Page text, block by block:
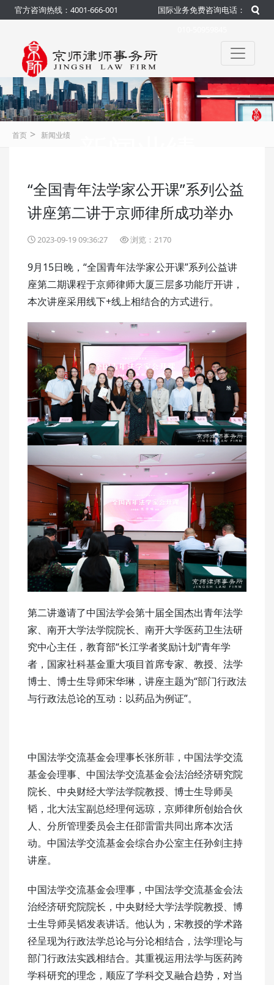
官方咨询热线：4001-666-001
国际业务免费咨询电话：
官方 咨询热线：4001-666-001
首页 > 新闻业绩
“全国青年法学家公开课”系列公益
讲座第二讲于京师律所成功举办
2023-09-19 09:36:27 浏览：2170
9月15日晚，“全国青年法学家公开课”系列公益讲
座第二期课程于京师律师大厦三层多功能厅开讲，
本次讲座采用线下+线上相结合的方式进行。
第二讲邀请了中国法学会第十届全国杰出青年法学
家、南开大学法学院院长、南开大学医药卫生法研
究中心主任，教育部“长江学者奖励计划”青年学
者，国家社科基金重大项目首席专家、教授、法学
博士、博士生导师宋华琳，讲座主题为“部门行政法
与行政法总论的互动：以药品为例证”。
中国法学交流基金会理事长张所菲，中国法学交流
基金会理事、中国法学交流基金会法治经济研究院
院长、中央财经大学法学院教授、博士生导师吴
韬，北大法宝副总经理何远琼，京师律所创始合伙
人、分所管理委员会主任邵雷雷共同出席本次活
动。中国法学交流基金会综合办公室主任孙剑主持
讲座。
中国法学交流基金会理事，中国法学交流基金会法
治经济研究院院长，中央财经大学法学院教授、博
士生导师吴韬发表讲话。他认为，宋教授的学术路
径呈现为行政法学总论与分论相结合，法学理论与
部门行政法实践相结合。其重视运用法学与医药跨
学科研究的理念，顺应了学科交叉融合趋势，对当